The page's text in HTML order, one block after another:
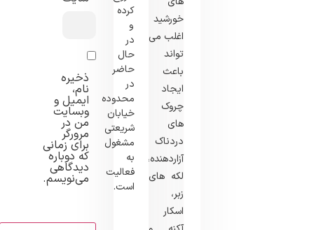
خورشید
اغلب می
‌تواند
باعث
ایجاد
چروک‌
های
دردناک
آزاردهنده،
لکه ‌های
زبر،
اسکار
کرده
و
در
حال
حاضر
در
محدوده
خیابان
شریعتی
مشغول
به
فعالیت
است.
ذخیره
نام،
ایمیل و
وبسایت
من در
مرورگر
برای زمانی
که دوباره
دیدگاهی
می‌نویسم.